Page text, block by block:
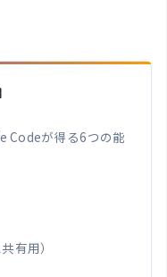
が得る6つの能
有用）